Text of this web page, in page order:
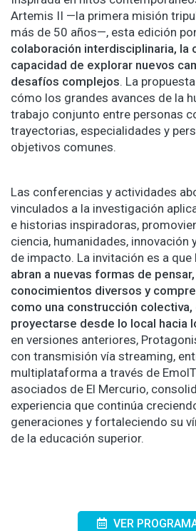
Artemis II —la primera misión
más de 50 años—, esta edición
colaboración interdisciplinaria, la
capacidad de explorar nuevos
desafíos complejos. La
cómo los grandes avances de la
trabajo conjunto entre personas
trayectorias, especialidades y
objetivos comunes.
Las conferencias y actividades
vinculados a la investigación
e historias inspiradoras,
ciencia, humanidades, innovación
de impacto. La invitación es a que
abran a nuevas formas de
conocimientos diversos y
como una construcción colectiva,
proyectarse desde lo local hacia
en versiones anteriores,
con transmisión vía streaming,
multiplataforma a través de
asociados de El Mercurio,
experiencia que continúa
generaciones y fortaleciendo su
de la educación superior.
VER